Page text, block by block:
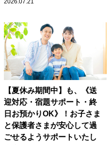
2026.07.21
【夏休み期間中】も、《送
迎対応・宿題サポート・終
日お預かりOK》！お子さま
と保護者さまが安心して過
ごせるようサポートいたし